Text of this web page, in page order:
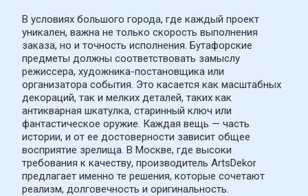
В условиях большого города, где каждый проект
уникален, важна не только скорость выполнения
заказа, но и точность исполнения. Бутафорские
предметы должны соответствовать замыслу
режиссера, художника-постановщика или
организатора события. Это касается как масштабных
декораций, так и мелких деталей, таких как
антикварная шкатулка, старинный ключ или
фантастическое оружие. Каждая вещь — часть
истории, и от ее достоверности зависит общее
восприятие зрелища. В Москве, где высоки
требования к качеству, производитель ArtsDekor
предлагает именно те решения, которые сочетают
реализм, долговечность и оригинальность.